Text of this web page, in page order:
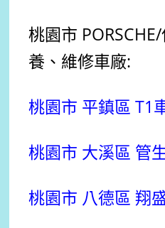
桃園市 PORSCHE/
養、維修車廠:
桃園市 平鎮區 T1
桃園市 大溪區 管
桃園市 八德區 翔